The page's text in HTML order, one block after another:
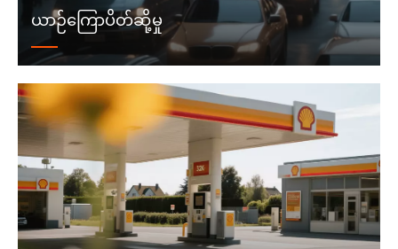
ယာဉ်ကြောပိတ်ဆို့မှု